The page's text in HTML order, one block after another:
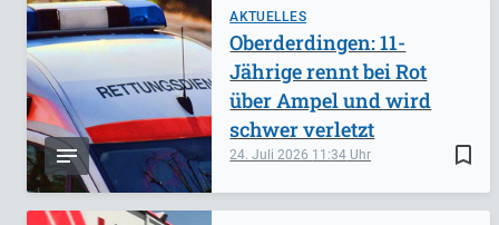
AKTUELLES
bookmark_border
24. Juli 2026 11:34
Oberderdingen: 11-
Jährige rennt bei Rot
über Ampel und wird
schwer verletzt